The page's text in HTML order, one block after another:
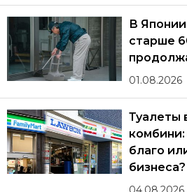
В
старше
01.08.2026
Туалеты
благо
бизнеса?